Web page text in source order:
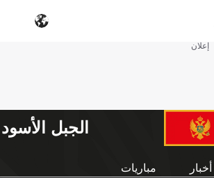
إعلان
الجبل الأسود
أخبار مباريات